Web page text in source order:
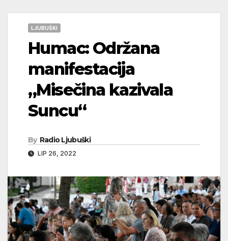
LJUBUŠKI
Humac: Održana
manifestacija
„Misečina kazivala
Suncu“
By Radio Ljubuški
LIP 26, 2022